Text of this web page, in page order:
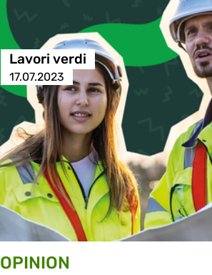
Lavori verdi
17.07.2023
OPINION